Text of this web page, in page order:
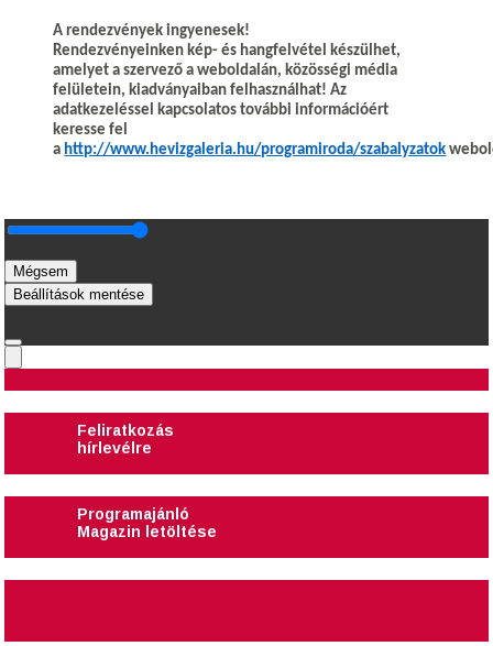
A rendezvények ingyenesek!
Rendezvényeinken kép- és hangfelvétel készülhet,
amelyet a szervező a weboldalán, közösségi média
felületein, kiadványaiban felhasználhat! Az
adatkezeléssel kapcsolatos további információért
keresse fel
a http://www.hevizgaleria.hu/programiroda/szabalyzatok
Mégsem
Beállítások mentése
Feliratkozás
hírlevélre
Programajánló
Magazin letöltése